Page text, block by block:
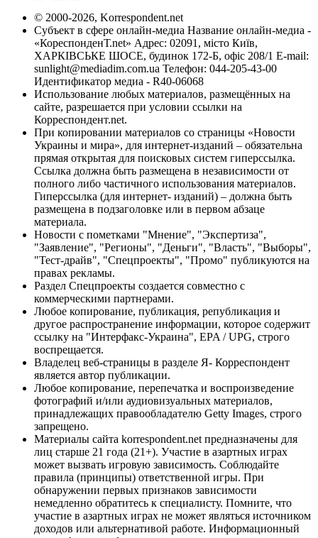
© 2000-2026, Korrespondent.net
Субъект в сфере онлайн-медиа Название онлайн-медиа -
«КореспонденТ.net» Адрес: 02091, місто Київ,
ХАРКІВСЬКЕ ШОСЕ, будинок 172-Б, офіс 208/1 E-mail:
sunlight@mediadim.com.ua Телефон: 044-205-43-00
Идентификатор медиа - R40-06068
Использование любых материалов, размещённых на
сайте, разрешается при условии ссылки на
Корреспондент.net.
При копировании материалов со страницы «Новости
Украины и мира», для интернет-изданий – обязательна
прямая открытая для поисковых систем гиперссылка.
Ссылка должна быть размещена в независимости от
полного либо частичного использования материалов.
Гиперссылка (для интернет- изданий) – должна быть
размещена в подзаголовке или в первом абзаце
материала.
Новости с пометками "Мнение", "Экспертиза",
"Заявление", "Регионы", "Деньги", "Власть", "Выборы",
"Тест-драйв", "Спецпроекты", "Промо" публикуются на
правах рекламы.
Раздел Спецпроекты создается совместно с
коммерческими партнерами.
Любое копирование, публикация, републикация и
другое распространение информации, которое содержит
ссылку на "Интерфакс-Украина", EPA / UPG, строго
воспрещается.
Владелец веб-страницы в разделе Я- Корреспондент
является автор публикации.
Любое копирование, перепечатка и воспроизведение
фотографий и/или аудиовизуальных материалов,
принадлежащих правообладателю Getty Images, строго
запрещено.
Материалы сайта korrespondent.net предназначены для
лиц старше 21 года (21+). Участие в азартных играх
может вызвать игровую зависимость. Соблюдайте
правила (принципы) ответственной игры. При
обнаружении первых признаков зависимости
немедленно обратитесь к специалисту. Помните, что
участие в азартных играх не может являться источником
доходов или альтернативой работе. Информационный